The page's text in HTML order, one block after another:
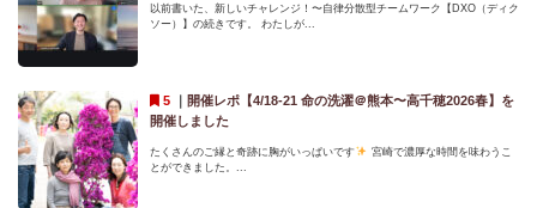
以前書いた、新しいチャレンジ！〜自律分散型チームワーク【DXO（ディク
ソー）】の続きです。 わたしが...
｜ 開催レポ【4/18-21 命の洗濯＠熊本〜高千穂2026春】を
開催しました
たくさんのご縁と奇跡に胸がいっぱいです
宮崎で濃厚な時間を味わうこ
とができました。...